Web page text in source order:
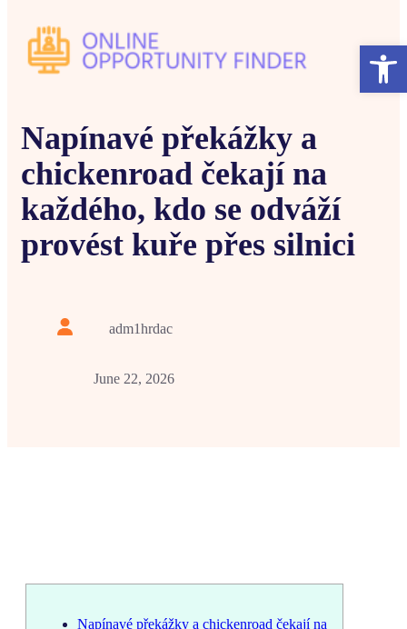
Napínavé překážky a
chickenroad čekají na
každého, kdo se odváží
provést kuře přes silnici
adm1hrdac
June 22, 2026
Napínavé překážky a chickenroad čekají na